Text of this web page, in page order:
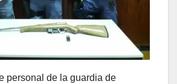
personal de la guardia de